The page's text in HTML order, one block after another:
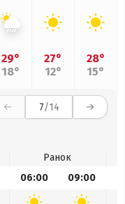
29°
18°
27°
12°
28°
15°
7/14
Ранок
06:00 09:00